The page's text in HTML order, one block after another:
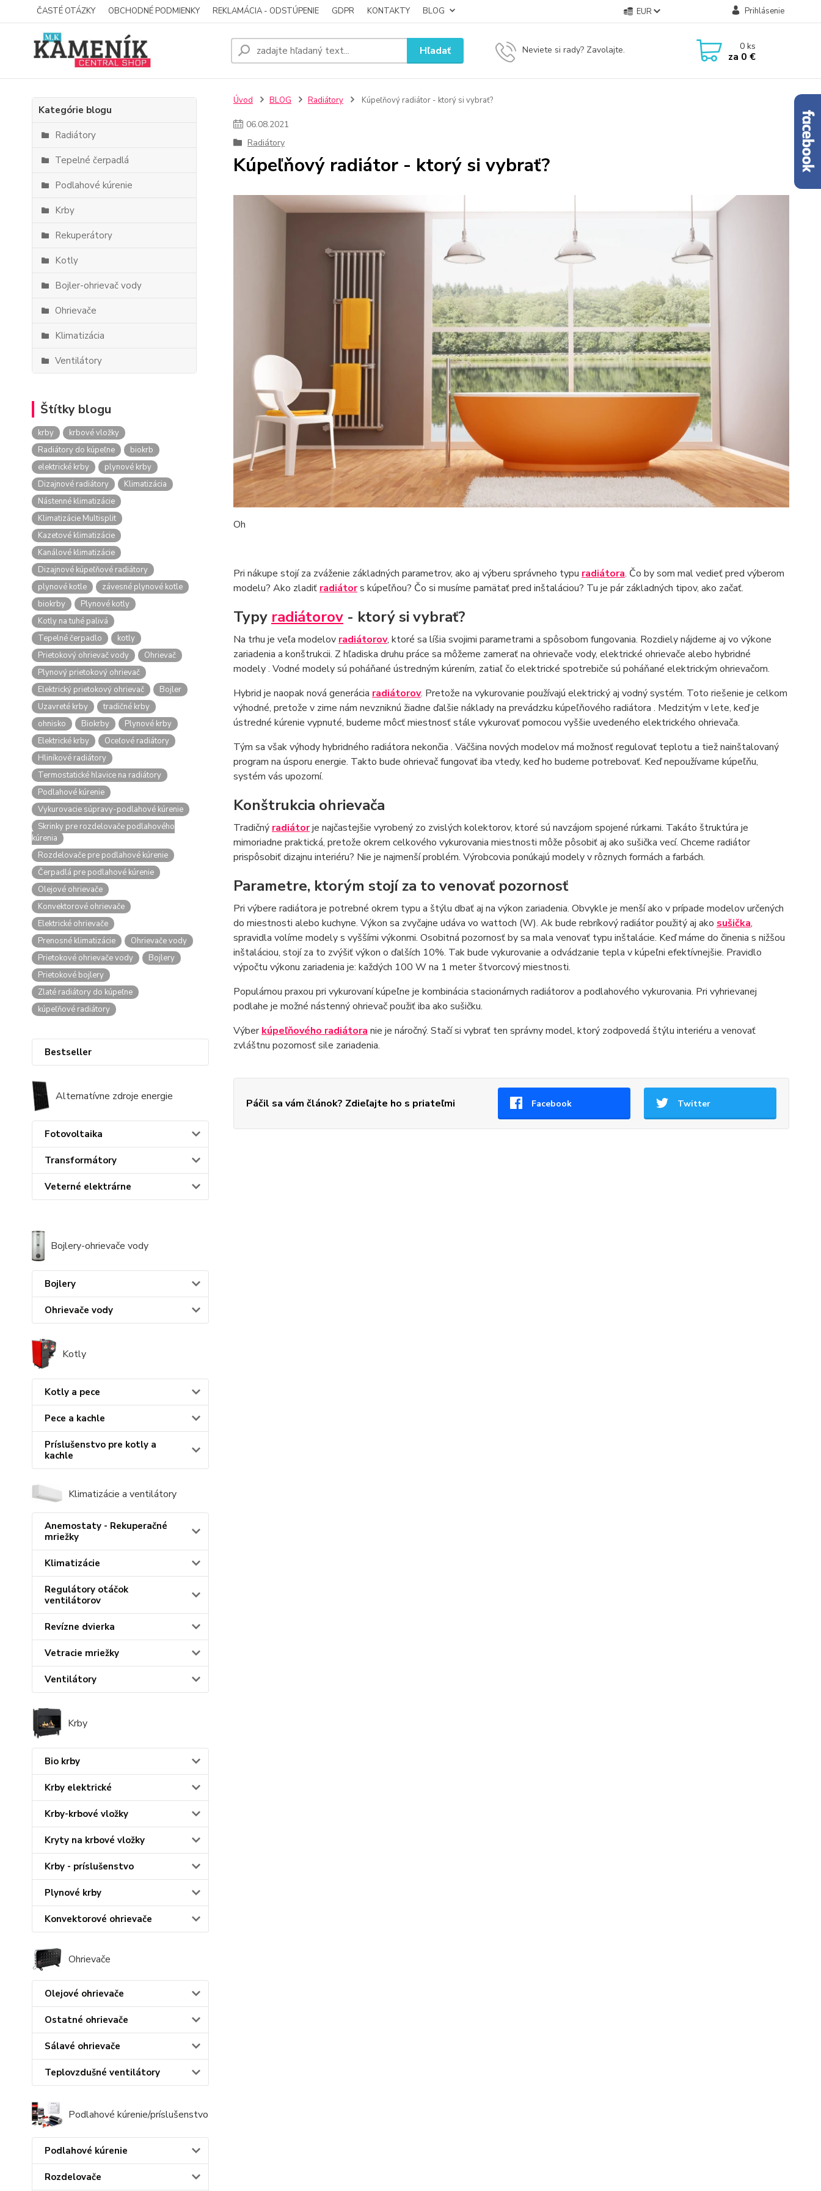
ČASTÉ OTÁZKY OBCHODNÉ PODMIENKY REKLAMÁCIA - ODSTÚPENIE GDPR KONTAKTY BLOG EUR Prihlásenie
Hľadať Neviete si rady? Zavolajte. 0ks
za 0 €
Kategórie blogu
Radiátory
Tepelné čerpadlá
Podlahové kúrenie
Krby
Rekuperátory
Kotly
Bojler-ohrievač vody
Ohrievače
Klimatizácia
Ventilátory
Štítky blogu
krby
krbové vložky
Radiátory do kúpeľne
biokrb
elektrické krby
plynové krby
Dizajnové radiátory
Klimatizácia
Nástenné klimatizácie
Klimatizácie Multisplit
Kazetové klimatizácie
Kanálové klimatizácie
Dizajnové kúpeľňové radiátory
plynové kotle
závesné plynové kotle
biokrby
Plynové kotly
Kotly na tuhé palivá
Tepelné čerpadlo
kotly
Prietokový ohrievač vody
Ohrievač
Plynový prietokový ohrievač
Elektrický prietokový ohrievač
Bojler
Uzavreté krby
tradičné krby
ohnisko
Biokrby
Plynové krby
Elektrické krby
Oceľové radiátory
Hliníkové radiátory
Termostatické hlavice na radiátory
Podlahové kúrenie
Vykurovacie súpravy-podlahové kúrenie
Skrinky pre rozdelovače podlahového
kúrenia
Rozdelovače pre podlahové kúrenie
Čerpadlá pre podlahové kúrenie
Olejové ohrievače
Konvektorové ohrievače
Elektrické ohrievače
Prenosné klimatizácie
Ohrievače vody
Prietokové ohrievače vody
Bojlery
Prietokové bojlery
Zlaté radiátory do kúpeľne
kúpeľňové radiátory
Bestseller
Alternatívne zdroje energie
Fotovoltaika
Transformátory
Veterné elektrárne
Bojlery-ohrievače vody
Bojlery
Ohrievače vody
Kotly
Kotly a pece
Pece a kachle
Príslušenstvo pre kotly a
kachle
Klimatizácie a ventilátory
Anemostaty - Rekuperačné
mriežky
Klimatizácie
Regulátory otáčok
ventilátorov
Revízne dvierka
Vetracie mriežky
Ventilátory
Krby
Bio krby
Krby elektrické
Krby-krbové vložky
Kryty na krbové vložky
Krby - príslušenstvo
Plynové krby
Konvektorové ohrievače
Ohrievače
Olejové ohrievače
Ostatné ohrievače
Sálavé ohrievače
Teplovzdušné ventilátory
Podlahové kúrenie/príslušenstvo
Podlahové kúrenie
Rozdelovače
Úvod BLOG Radiátory Kúpeľňový radiátor - ktorý si vybrať?
06.08.2021
Radiátory
Kúpeľňový radiátor - ktorý si vybrať?
Oh
Pri nákupe stojí za zváženie základných parametrov, ako aj výberu správneho typu radiátora. Čo by som mal vedieť pred výberom
modelu? Ako zladiť radiátors kúpeľňou? Čo si musíme pamätať pred inštaláciou? Tu je pár základných tipov, ako začať.
Typy radiátorov- ktorý si vybrať?
Na trhu je veľa modelov radiátorov, ktoré sa líšia svojimi parametrami a spôsobom fungovania. Rozdiely nájdeme aj vo výkone
zariadenia a konštrukcii. Z hľadiska druhu práce sa môžeme zamerať na ohrievače vody, elektrické ohrievače alebo hybridné
modely . Vodné modely sú poháňané ústredným kúrením, zatiaľ čo elektrické spotrebiče sú poháňané elektrickým ohrievačom.
Hybrid je naopak nová generácia radiátorov. Pretože na vykurovanie používajú elektrický aj vodný systém. Toto riešenie je celkom
výhodné, pretože v zime nám nevzniknú žiadne ďalšie náklady na prevádzku kúpeľňového radiátora . Medzitým v lete, keď je
ústredné kúrenie vypnuté, budeme môcť miestnosť stále vykurovať pomocou vyššie uvedeného elektrického ohrievača.
Tým sa však výhody hybridného radiátora nekončia . Väčšina nových modelov má možnosť regulovať teplotu a tiež nainštalovaný
program na úsporu energie. Takto bude ohrievač fungovať iba vtedy, keď ho budeme potrebovať. Keď nepoužívame kúpeľňu,
systém vás upozorní.
Konštrukcia ohrievača
Tradičný radiátorje najčastejšie vyrobený zo zvislých kolektorov, ktoré sú navzájom spojené rúrkami. Takáto štruktúra je
mimoriadne praktická, pretože okrem celkového vykurovania miestnosti môže pôsobiť aj ako sušička vecí. Chceme radiátor
prispôsobiť dizajnu interiéru? Nie je najmenší problém. Výrobcovia ponúkajú modely v rôznych formách a farbách.
Parametre, ktorým stojí za to venovať pozornosť
Pri výbere radiátora je potrebné okrem typu a štýlu dbať aj na výkon zariadenia. Obvykle je menší ako v prípade modelov určených
do miestnosti alebo kuchyne. Výkon sa zvyčajne udáva vo wattoch (W). Ak bude rebríkový radiátor použitý aj ako sušička,
spravidla volíme modely s vyššími výkonmi. Osobitná pozornosť by sa mala venovať typu inštalácie. Keď máme do činenia s nižšou
inštaláciou, stojí za to zvýšiť výkon o ďalších 10%. Tak bude vykurovanie a odvádzanie tepla v kúpeľni efektívnejšie. Pravidlo
výpočtu výkonu zariadenia je: každých 100 W na 1 meter štvorcový miestnosti.
Populárnou praxou pri vykurovaní kúpeľne je kombinácia stacionárnych radiátorov a podlahového vykurovania. Pri vyhrievanej
podlahe je možné nástenný ohrievač použiť iba ako sušičku.
Výberkúpeľňového radiátora nie je náročný. Stačí si vybrať ten správny model, ktorý zodpovedá štýlu interiéru a venovať
zvláštnu pozornosť sile zariadenia.
Páčil sa vám článok? Zdieľajte ho s priateľmi Facebook Twitter